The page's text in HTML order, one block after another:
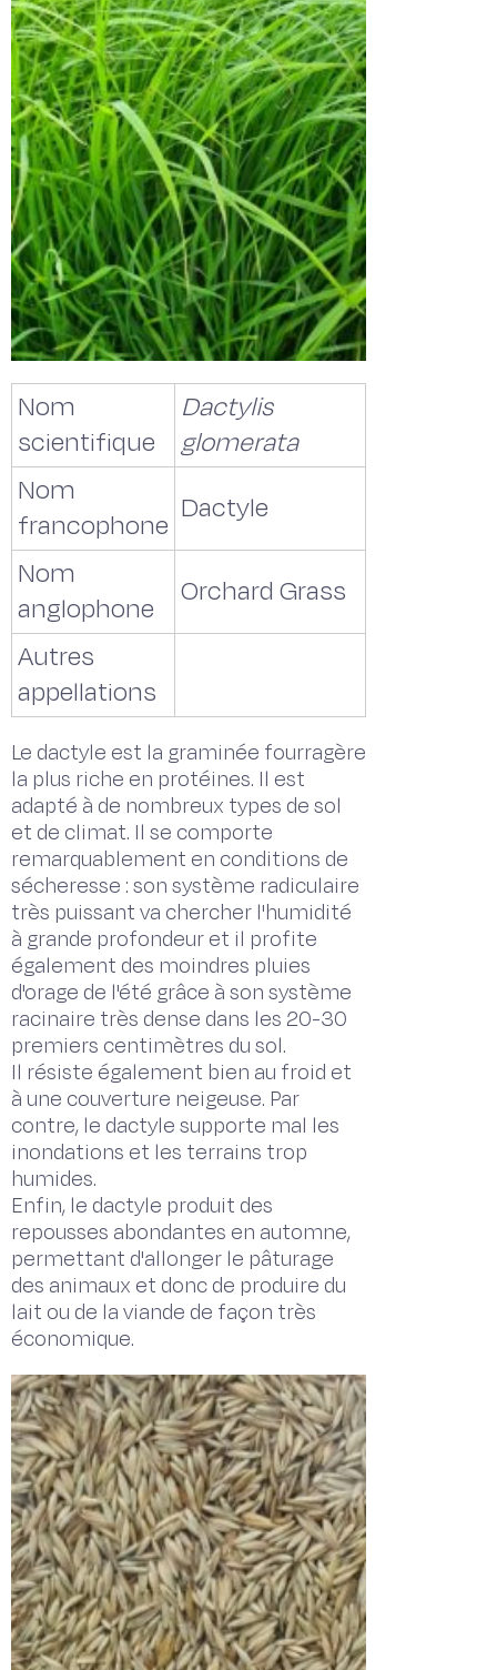
Nom
scientifique
Dactylis
glomerata
Nom
francophone Dactyle
Nom
anglophone
Orchard Grass
Autres
appellations
Le dactyle est la graminée fourragère
la plus riche en protéines. Il est
adapté à de nombreux types de sol
et de climat. Il se comporte
remarquablement en conditions de
sécheresse : son système radiculaire
très puissant va chercher l'humidité
à grande profondeur et il profite
également des moindres pluies
d'orage de l'été grâce à son système
racinaire très dense dans les 20-30
premiers centimètres du sol.
Il résiste également bien au froid et
à une couverture neigeuse. Par
contre, le dactyle supporte mal les
inondations et les terrains trop
humides.
Enfin, le dactyle produit des
repousses abondantes en automne,
permettant d'allonger le pâturage
des animaux et donc de produire du
lait ou de la viande de façon très
économique.